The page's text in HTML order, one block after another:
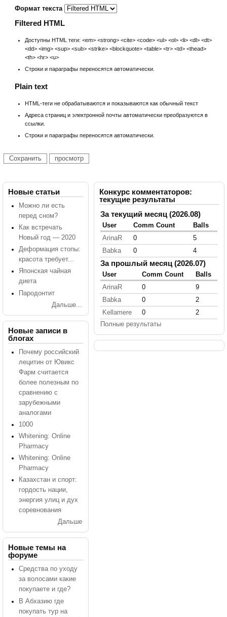
Формат текста
Filtered HTML
Доступны HTML теги: <em> <strong> <cite> <code> <ul> <ol> <li> <dl> <dt>
<dd> <img> <sup> <sub> <strike> <blockquote> <table> <tr> <td> <thead>
<th> <hr> <u>
Строки и параграфы переносятся автоматически.
Plain text
HTML-теги не обрабатываются и показываются как обычный текст
Адреса страниц и электронной почты автоматически преобразуются в
ссылки.
Строки и параграфы переносятся автоматически.
Новые статьи
Можно ли есть
перед сном?
Как встречать
Новый год — 2020
Деформация стопы:
красота требует...
Японская чайная
диета
Пародонтит
Дальше...
Новые записи в
блогах
Почему российский
лецитин от Ювикс
Фарм считается
более полезным по
сравнению с
зарубежными
аналогами
1000
Whitening: Online
Pharmacy
Whitening: Online
Pharmacy
Казахстан и спорт:
гордость нации,
энергия улиц и дух
соревнования
Дальше
Новые темы на
форуме
Средства по уходу
за волосами какие
покупаете и где?
В Абхазию где
покупать тур на
Конкурс комментаторов:
текущие результаты
За текущий месяц (2026.08)
User Comm Count
Balls
ArinaR
0
5
Babka
0 4
За прошлый месяц (2026.07)
User Comm Count
Balls
ArinaR
0
9
Babka
0
2
Kellamere
0
2
Полные результаты